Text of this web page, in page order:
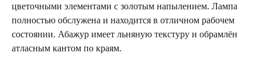
цветочными элементами с золотым напылением. Лампа
полностью обслужена и находится в отличном рабочем
состоянии. Абажур имеет льняную текстуру и обрамлён
атласным кантом по краям.